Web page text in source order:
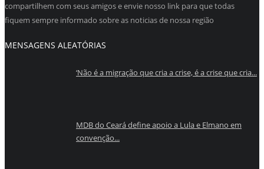
compartilhem com seus amigos e envie nosso link para que todas
fiquem sempre informado sobre as noticias de nossa região
MENSAGENS ALEATÓRIAS
‘Não é a migração que cria a crise, é a crise que cria...
MDB do Ceará define apoio a Lula e Elmano em
convenção...